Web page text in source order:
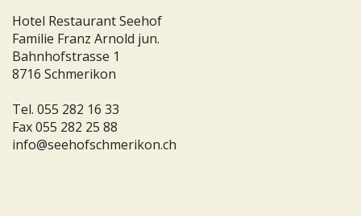
Hotel Restaurant Seehof
Familie Franz Arnold jun.
Bahnhofstrasse 1
8716 Schmerikon
Tel. 055 282 16 33
Fax 055 282 25 88
info@seehofschmerikon.ch